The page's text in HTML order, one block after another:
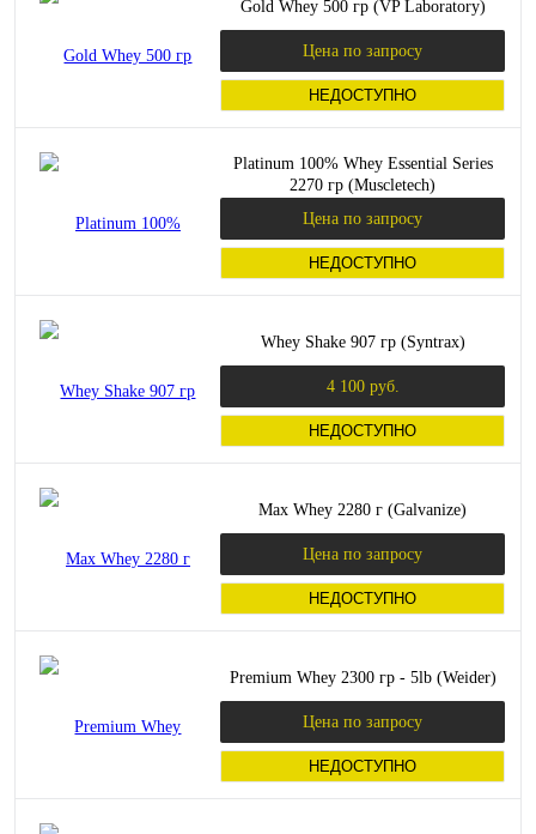
Gold Whey 500 гр (VP Laboratory)
Цена по запросу
НЕДОСТУПНО
Platinum 100% Whey Essential Series
2270 гр (Muscletech)
Цена по запросу
НЕДОСТУПНО
Whey Shake 907 гр (Syntrax)
4 100 руб.
НЕДОСТУПНО
Max Whey 2280 г (Galvanize)
Цена по запросу
НЕДОСТУПНО
Premium Whey 2300 гр - 5lb (Weider)
Цена по запросу
НЕДОСТУПНО